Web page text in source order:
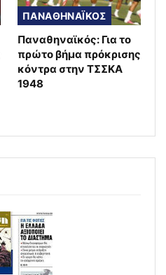
ΠΑΝΑΘΗΝΑΪΚΟΣ
Παναθηναϊκός: Για το
πρώτο βήμα πρόκρισης
κόντρα στην ΤΣΣΚΑ
1948